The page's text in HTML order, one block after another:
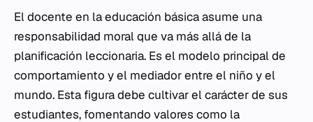
El docente en la educación básica asume una
responsabilidad moral que va más allá de la
planificación leccionaria. Es el modelo principal de
comportamiento y el mediador entre el niño y el
mundo. Esta figura debe cultivar el carácter de sus
estudiantes, fomentando valores como la